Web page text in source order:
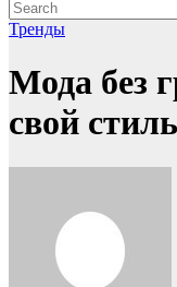
Тренды
Мода без
свой